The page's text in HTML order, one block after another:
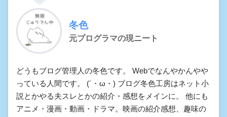
冬色
元プログラマの現ニート
どうもブログ管理人の冬色です。 Webでなんやかんやや
っている人間です。 (´・ω・) ブログ冬色工房はネット小
説とかやる夫スレとかの紹介・感想をメインに。 他にも
アニメ・漫画・動画・ドラマ。映画の紹介感想、趣味の